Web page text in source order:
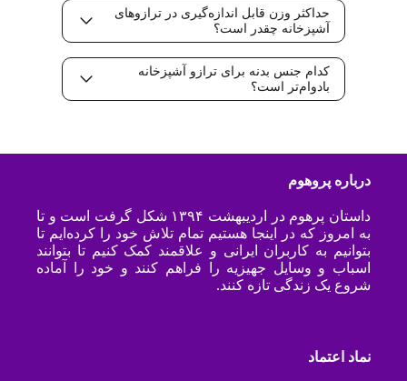
حداکثر وزن قابل اندازه‌گیری در ترازوهای
آشپزخانه چقدر است؟
کدام جنس بدنه برای ترازو آشپزخانه
بادوام‌تر است؟
درباره پروهوم
داستان پرهوم در اردیبهشت ۱۳۹۴ شکل گرفت است و تا
به امروز که در اینجا هستیم تمام تلاش خود را کرده‌ایم تا
بتوانیم به کاربران ایرانی و علاقمند کمک کنیم تا بتوانند
اسباب و وسایل جهیزیه را فراهم کنند و خود را آماده
شروع یک زندگی تازه کنند.
نماد اعتماد